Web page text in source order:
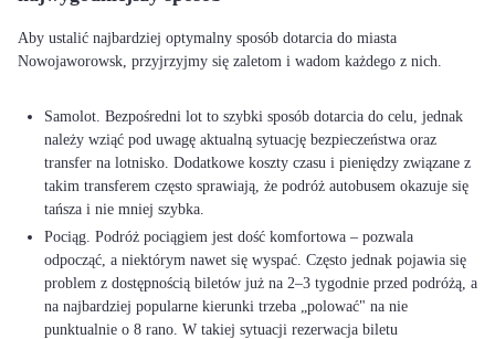
Aby ustalić najbardziej optymalny sposób dotarcia do miasta
Nowojaworowsk, przyjrzyjmy się zaletom i wadom każdego z nich.
Samolot. Bezpośredni lot to szybki sposób dotarcia do celu, jednak
należy wziąć pod uwagę aktualną sytuację bezpieczeństwa oraz
transfer na lotnisko. Dodatkowe koszty czasu i pieniędzy związane z
takim transferem często sprawiają, że podróż autobusem okazuje się
tańsza i nie mniej szybka.
Pociąg. Podróż pociągiem jest dość komfortowa – pozwala
odpocząć, a niektórym nawet się wyspać. Często jednak pojawia się
problem z dostępnością biletów już na 2–3 tygodnie przed podróżą, a
na najbardziej popularne kierunki trzeba „polować" na nie
punktualnie o 8 rano. W takiej sytuacji rezerwacja biletu